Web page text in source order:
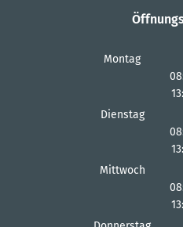
Montag
Dienstag
Mittwoch